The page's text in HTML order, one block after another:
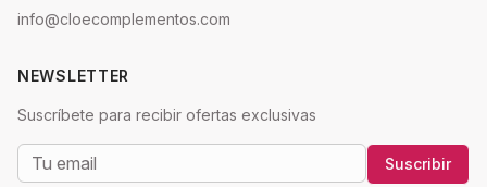
info@cloecomplementos.com
NEWSLETTER
Suscríbete para recibir ofertas exclusivas
Suscribir